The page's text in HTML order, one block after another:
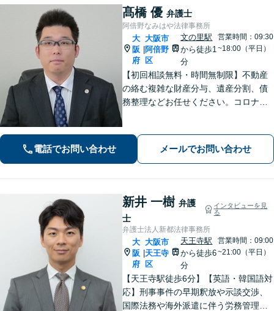
髙橋 優 弁護士
阿倍野なみはや法律事務所
大
阪
府
大阪市
阿倍野
区
文の里駅
から徒歩1
分
営業時間：09:30
~18:00（平日）
【初回相談無料・時間無制限】不動産
の絡む複雑な財産分与、遺産分割、債
務整理などお任せください。コロナ禍
添い、皆さまが安心して暮らせるよ
う、全力でお守りします。
電話でお問い合わせ メールでお問い合わせ
新井 一樹 弁護
士
インタビューを見
る
弁護士法人新都法律事務所
大
阪
府
大阪市
天王寺
区
天王寺駅
から徒歩6
分
営業時間：09:00
~21:00（平日）
【天王寺駅徒歩6分】【英語・韓国語対
応】刑事事件の早期釈放や示談交渉、
国際法務や海外派遣に伴う労務管理、